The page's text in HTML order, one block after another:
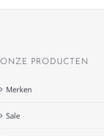
ONZE PRODUCTEN
Merken
Sale